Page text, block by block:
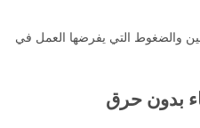
والضغوط التي يفرضها العمل في
بدون حرق